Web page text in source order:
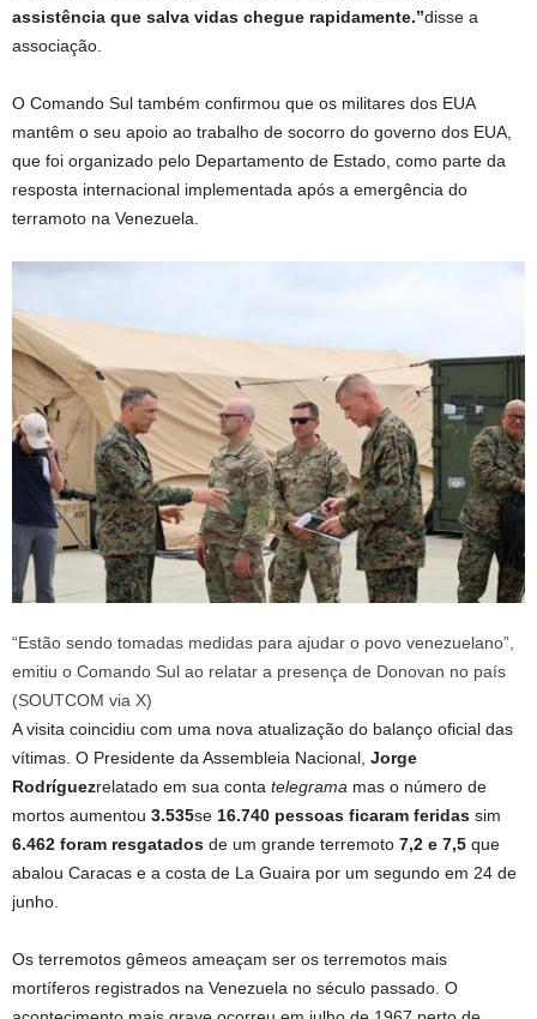
assistência que salva vidas chegue rapidamente.”disse a
associação.
O Comando Sul também confirmou que os militares dos EUA
mantêm o seu apoio ao trabalho de socorro do governo dos EUA,
que foi organizado pelo Departamento de Estado, como parte da
resposta internacional implementada após a emergência do
terramoto na Venezuela.
“Estão sendo tomadas medidas para ajudar o povo venezuelano”,
emitiu o Comando Sul ao relatar a presença de Donovan no país
(SOUTCOM via X)
A visita coincidiu com uma nova atualização do balanço oficial das
vítimas. O Presidente da Assembleia Nacional, Jorge
Rodríguezrelatado em sua conta telegrama mas o número de
mortos aumentou 3.535se 16.740 pessoas ficaram feridas sim
6.462 foram resgatados de um grande terremoto 7,2 e 7,5 que
abalou Caracas e a costa de La Guaira por um segundo em 24 de
junho.
Os terremotos gêmeos ameaçam ser os terremotos mais
mortíferos registrados na Venezuela no século passado. O